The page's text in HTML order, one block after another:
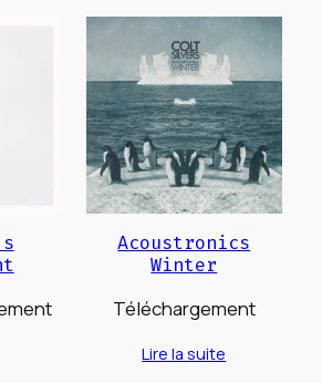
25,00€
Acoustronics
Winter
Téléchargement
Lire la suite